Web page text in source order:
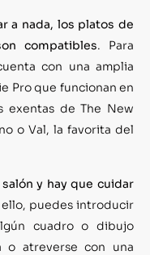
a nada, los platos de
compatibles. Para
con una amplia
Pro que funcionan en
exentas de The New
o Val, la favorita del
y hay que cuidar
ello, puedes introducir
cuadro o dibujo
o atreverse con una